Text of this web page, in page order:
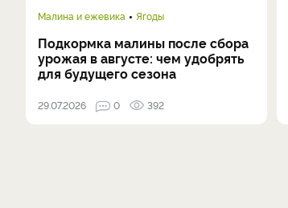
Малина и ежевика Ягоды
Подкормка малины после сбора
урожая в августе: чем удобрять
для будущего сезона
29.07.2026 0 392